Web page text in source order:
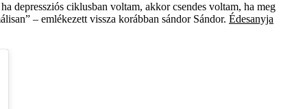
depressziós ciklusban voltam, akkor csendes voltam, ha meg
– emlékezett vissza korábban sándor Sándor. Édesanyja